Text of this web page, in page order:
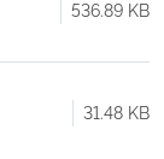
536.89 KB
31.48 KB